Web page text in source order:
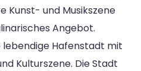
Kunst- und Musikszene
Angebot.
lebendige Hafenstadt mit
Kulturszene. Die Stadt